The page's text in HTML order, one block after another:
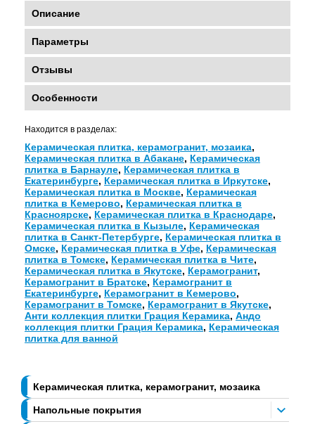
Керамическая плитка, керамогранит, мозаика
Напольные покрытия
Описание
Параметры
Отзывы
Особенности
Находится в разделах:
Керамическая плитка, керамогранит, мозаика,
Керамическая плитка в Абакане, Керамическая
плитка в Барнауле, Керамическая плитка в
Екатеринбурге, Керамическая плитка в Иркутске,
Керамическая плитка в Москве, Керамическая
плитка в Кемерово, Керамическая плитка в
Красноярске, Керамическая плитка в Краснодаре,
Керамическая плитка в Кызыле, Керамическая
плитка в Санкт-Петербурге, Керамическая плитка в
Омске, Керамическая плитка в Уфе, Керамическая
плитка в Томске, Керамическая плитка в Чите,
Керамическая плитка в Якутске, Керамогранит,
Керамогранит в Братске, Керамогранит в
Екатеринбурге, Керамогранит в Кемерово,
Керамогранит в Томске, Керамогранит в Якутске,
Анти коллекция плитки Грация Керамика, Андо
коллекция плитки Грация Керамика, Керамическая
плитка для ванной